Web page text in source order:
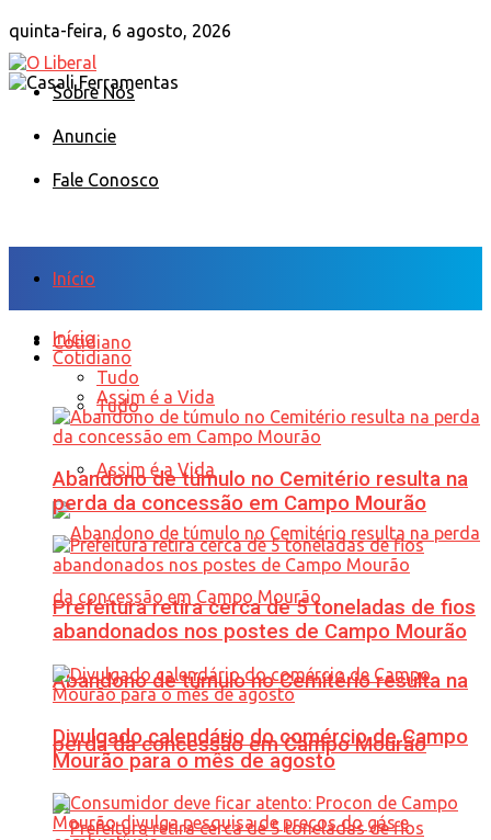
quinta-feira, 6 agosto, 2026
Sobre Nós
Anuncie
Fale Conosco
Início
Cotidiano
Tudo
Assim é a Vida
Abandono de túmulo no Cemitério resulta na
perda da concessão em Campo Mourão
Início
Cotidiano
Tudo
Assim é a Vida
Abandono de túmulo no Cemitério resulta na
perda da concessão em Campo Mourão
Prefeitura retira cerca de 5 toneladas de fios
abandonados nos postes de Campo Mourão
Divulgado calendário do comércio de Campo
Mourão para o mês de agosto